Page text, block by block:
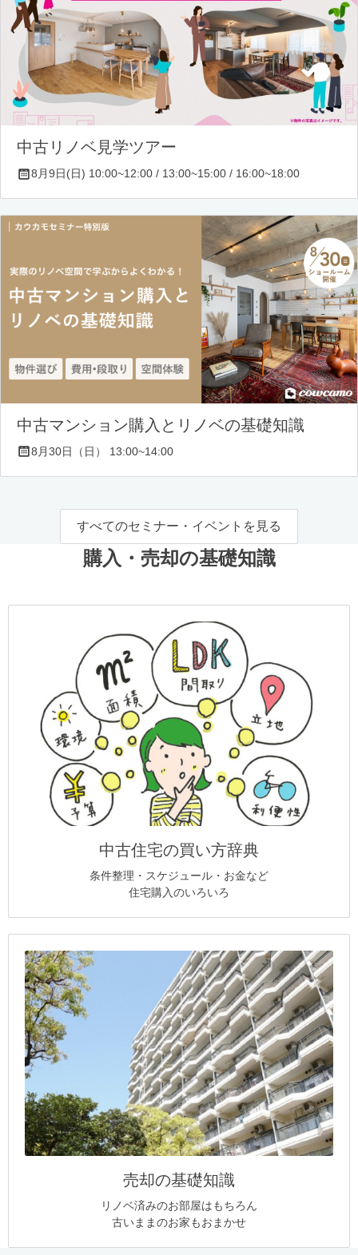
中古リノベ見学ツアー
8月9日(日) 10:00~12:00 / 13:00~15:00 / 16:00~18:00
中古マンション購入とリノベの基礎知識
8月30日（日） 13:00~14:00
すべてのセミナー・イベントを見る
購入・売却の基礎知識
中古住宅の買い方辞典
条件整理・スケジュール・お金など
住宅購入のいろいろ
売却の基礎知識
リノベ済みのお部屋はもちろん
古いままのお家もおまかせ